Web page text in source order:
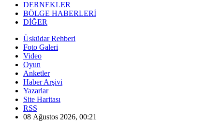
DERNEKLER
BÖLGE HABERLERİ
DİĞER
Üsküdar Rehberi
Foto Galeri
Video
Oyun
Anketler
Haber Arşivi
Yazarlar
Site Haritası
RSS
08 Ağustos 2026, 00:21